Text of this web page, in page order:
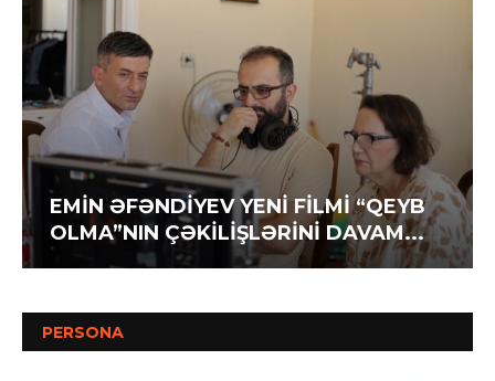
EMİN ƏFƏNDİYEV YENİ FİLMİ “QEYB
OLMA”NIN ÇƏKİLİŞLƏRİNİ DAVAM...
PERSONA